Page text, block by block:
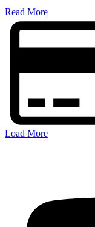
​Read More
Load More